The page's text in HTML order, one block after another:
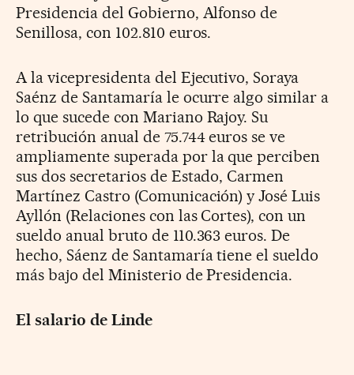
Presidencia del Gobierno, Alfonso de
Senillosa, con 102.810 euros.
A la vicepresidenta del Ejecutivo, Soraya
Saénz de Santamaría le ocurre algo similar a
lo que sucede con Mariano Rajoy. Su
retribución anual de 75.744 euros se ve
ampliamente superada por la que perciben
sus dos secretarios de Estado, Carmen
Martínez Castro (Comunicación) y José Luis
Ayllón (Relaciones con las Cortes), con un
sueldo anual bruto de 110.363 euros. De
hecho, Sáenz de Santamaría tiene el sueldo
más bajo del Ministerio de Presidencia.
El salario de Linde